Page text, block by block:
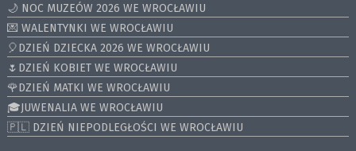
🌙 NOC MUZEÓW 2026 WE WROCŁAWIU
💌 WALENTYNKI WE WROCŁAWIU
🎈DZIEŃ DZIECKA 2026 WE WROCŁAWIU
🌷DZIEŃ KOBIET WE WROCŁAWIU
🌹DZIEŃ MATKI WE WROCŁAWIU
🎓JUWENALIA WE WROCŁAWIU
🇵🇱 DZIEŃ NIEPODLEGŁOŚCI WE WROCŁAWIU